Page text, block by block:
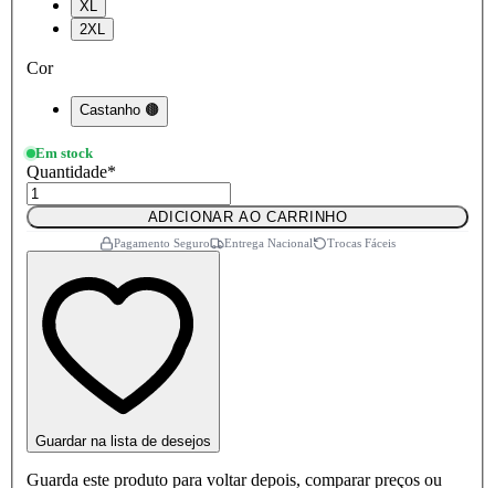
XL
2XL
Cor
Castanho 🟤
Em stock
Quantidade*
ADICIONAR AO CARRINHO
Pagamento Seguro Entrega Nacional Trocas Fáceis
Guardar na lista de desejos
Guarda este produto para voltar depois, comparar preços ou